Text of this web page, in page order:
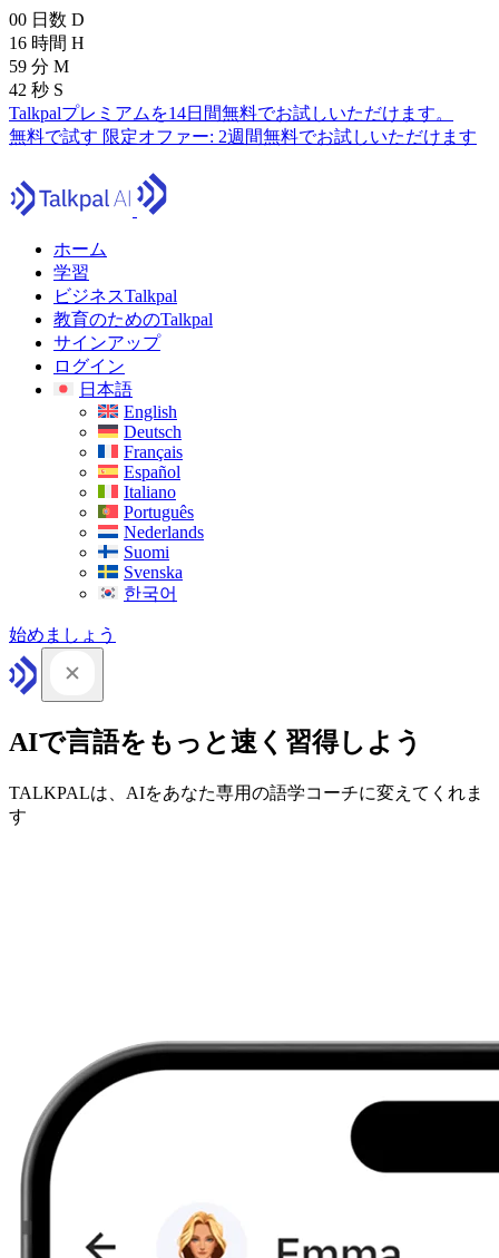
00 日数 D
16 時間 H
59 分 M
40 秒 S
Talkpalプレミアムを14日間無料でお試しいただけます。
無料で試す 限定オファー: 2週間無料でお試しいただけます
ホーム
学習
ビジネスTalkpal
教育のためのTalkpal
サインアップ
ログイン
日本語
English
Deutsch
Français
Español
Italiano
Português
Nederlands
Suomi
Svenska
한국어
始めましょう
AIで言語をもっと速く習得しよう
TALKPALは、AIをあなた専用の語学コーチに変えてくれま
す